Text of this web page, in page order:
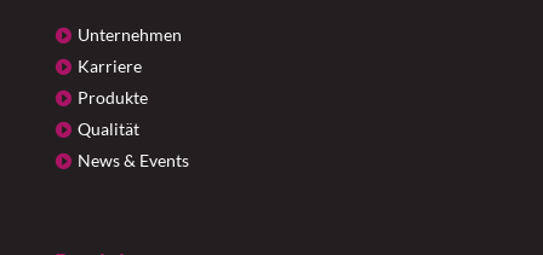
Unternehmen
Karriere
Produkte
Qualität
News & Events